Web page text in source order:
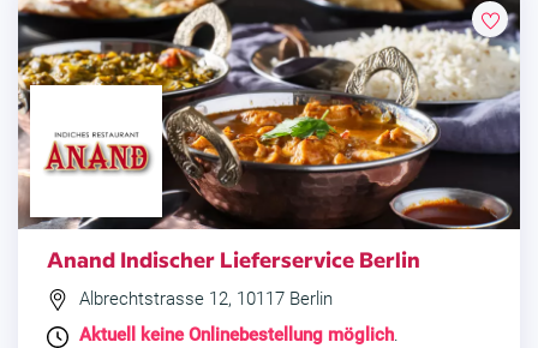
Anand Indischer Lieferservice Berlin
Albrechtstrasse 12, 10117 Berlin
Aktuell keine Onlinebestellung möglich.